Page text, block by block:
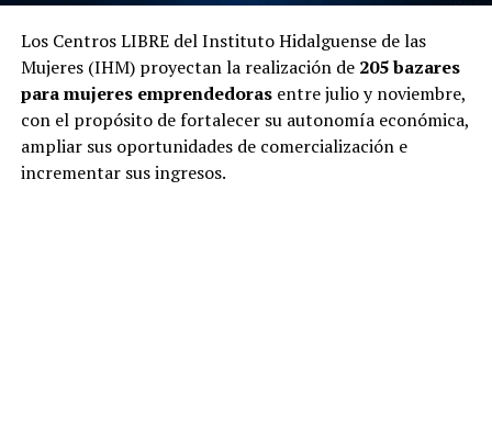
Los Centros LIBRE del Instituto Hidalguense de las
Mujeres (IHM) proyectan la realización de 205 bazares
para mujeres emprendedorasentre julio y noviembre,
con el propósito de fortalecer su autonomía económica,
ampliar sus oportunidades de comercialización e
incrementar sus ingresos.